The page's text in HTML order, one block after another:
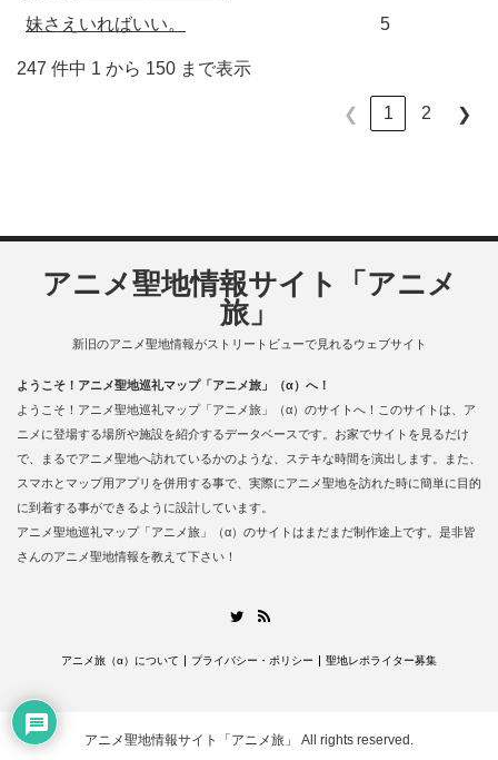
妹さえいればいい。
5
247 件中 1 から 150 まで表示
❮ 1 2 ❯
アニメ聖地情報サイト「アニメ
旅」
新旧のアニメ聖地情報がストリートビューで見れるウェブサイト
ようこそ！アニメ聖地巡礼マップ「アニメ旅」（α）へ！
ようこそ！アニメ聖地巡礼マップ「アニメ旅」（α）のサイトへ！このサイトは、ア
ニメに登場する場所や施設を紹介するデータベースです。お家でサイトを見るだけ
で、まるでアニメ聖地へ訪れているかのような、ステキな時間を演出します。また、
スマホとマップ用アプリを併用する事で、実際にアニメ聖地を訪れた時に簡単に目的
に到着する事ができるように設計しています。
アニメ聖地巡礼マップ「アニメ旅」（α）のサイトはまだまだ制作途上です。是非皆
さんのアニメ聖地情報を教えて下さい！
Twitter
アニメ旅（α）について プライバシー・ポリシー 聖地レポライター募集
アニメ聖地情報サイト「アニメ旅」 All rights reserved.